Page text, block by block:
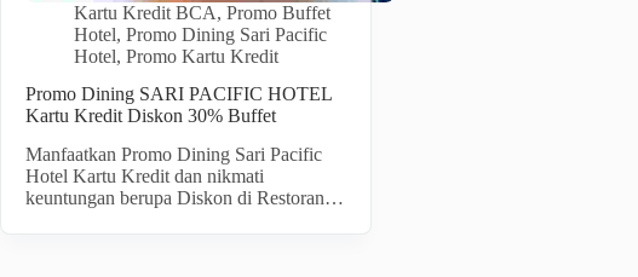
Kartu Kredit BCA, Promo Buffet
Hotel, Promo Dining Sari Pacific
Hotel, Promo Kartu Kredit
Promo Dining SARI PACIFIC HOTEL
Kartu Kredit Diskon 30% Buffet
Manfaatkan Promo Dining Sari Pacific
Hotel Kartu Kredit dan nikmati
keuntungan berupa Diskon di Restoran…